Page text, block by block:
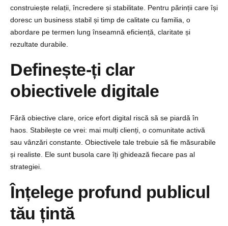
construiește relații, încredere și stabilitate. Pentru părinții care își
doresc un business stabil și timp de calitate cu familia, o
abordare pe termen lung înseamnă eficiență, claritate și
rezultate durabile.
Definește-ți clar
obiectivele digitale
Fără obiective clare, orice efort digital riscă să se piardă în
haos. Stabilește ce vrei: mai mulți clienți, o comunitate activă
sau vânzări constante. Obiectivele tale trebuie să fie măsurabile
și realiste. Ele sunt busola care îți ghidează fiecare pas al
strategiei.
Înțelege profund publicul
tău țintă